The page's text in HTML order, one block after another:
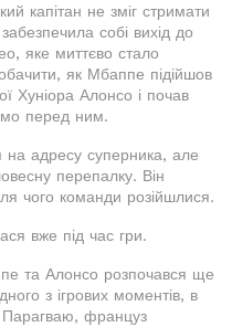
капітан не зміг стримати
собі вихід до
яке миттєво стало
як Мбаппе підійшов
Хуніора Алонсо і почав
перед ним.
на адресу суперника, але
перепалку. Він
чого команди розійшлися.
вже під час гри.
та Алонсо розпочався ще
з ігрових моментів, в
Парагваю, француз